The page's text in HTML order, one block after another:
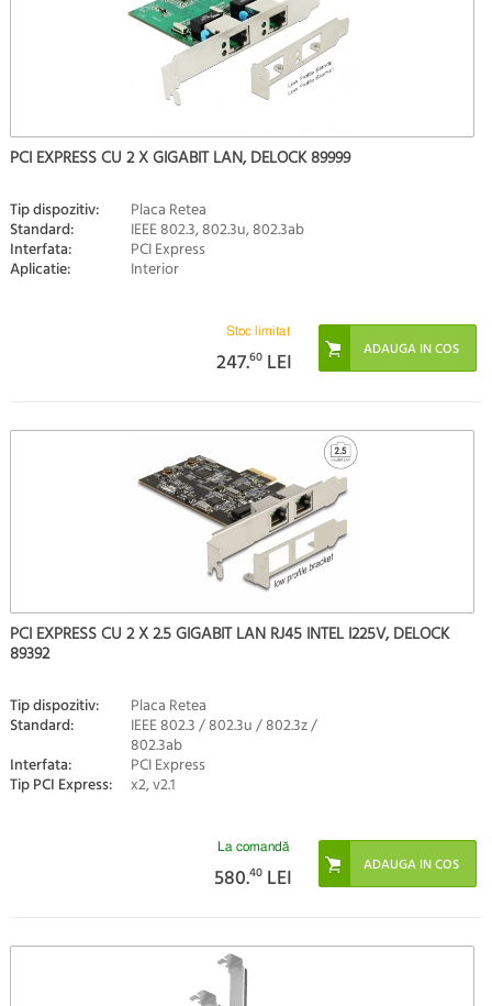
PCI EXPRESS CU 2 X GIGABIT LAN, DELOCK 89999
Tip dispozitiv: Placa Retea
Standard: IEEE 802.3, 802.3u, 802.3ab
Interfata: PCI Express
Aplicatie: Interior
Stoc limitat
247.60 LEI
PCI EXPRESS CU 2 X 2.5 GIGABIT LAN RJ45 INTEL I225V, DELOCK
89392
Tip dispozitiv: Placa Retea
Standard: IEEE 802.3 / 802.3u / 802.3z /
802.3ab
Interfata: PCI Express
Tip PCI Express: x2, v2.1
La comandă
580.40 LEI